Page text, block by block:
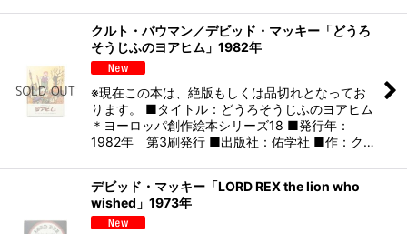
クルト・バウマン／デビッド・マッキー「どうろ
そうじふのヨアヒム」1982年
※現在この本は、絶版もしくは品切れとなってお
ります。 ■タイトル：どうろそうじふのヨアヒム
＊ヨーロッパ創作絵本シリーズ18 ■発行年：
1982年 第3刷発行 ■出版社：佑学社 ■作：ク…
デビッド・マッキー「LORD REX the lion who
wished」1973年